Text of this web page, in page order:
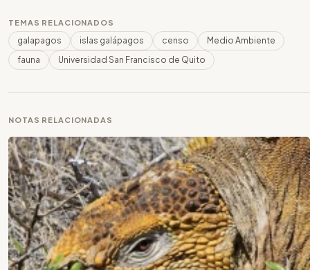
TEMAS RELACIONADOS
galapagos islas galápagos censo
Medio Ambiente
fauna
Universidad San Francisco de Quito
NOTAS RELACIONADAS